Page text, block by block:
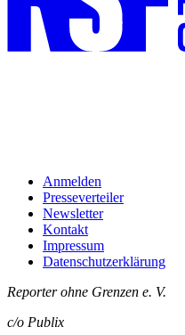
Anmelden
Presseverteiler
Newsletter
Kontakt
Impressum
Datenschutzerklärung
Reporter ohne Grenzen e. V.
c/o Publix